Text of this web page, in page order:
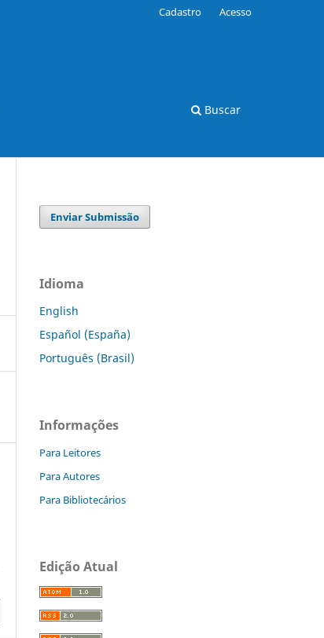
Buscar
Cadastro Acesso
Enviar Submissão
Idioma
English
Español (España)
Português (Brasil)
Informações
Para Leitores
Para Autores
Para Bibliotecários
Edição Atual